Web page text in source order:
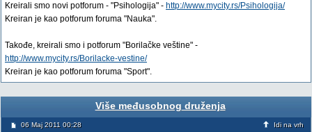
Kreirali smo novi potforum - "Psihologija" - http://www.mycity.rs/Psihologija/
Kreiran je kao potforum foruma "Nauka".
Takođe, kreirali smo i potforum "Borilačke veštine" -
http://www.mycity.rs/Borilacke-vestine/
Kreiran je kao potforum foruma "Sport".
Više međusobnog druženja
06 Maj 2011 00:28 Idi na vrh